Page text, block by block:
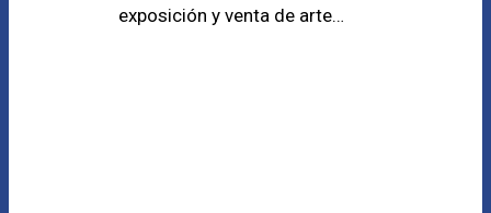
exposición y venta de arte…